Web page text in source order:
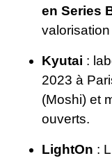
en Series
valorisation
Kyutai :
2023 à
(Moshi) et
ouverts.
LightOn :